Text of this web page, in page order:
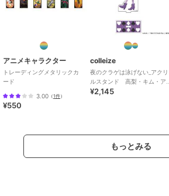
ス 【BOX/6個入り】
3,168
私を喰べたい、ひとでな
し_社 美胡 BIGアクリル
2,376
アニメキャラクター
トレーディングメタリックカ
ード
3.00 （1件）
¥550
colleize
夜のクラゲは泳げない_アクリ
ルスタンド 高梨・キム・ア
ヌーク・めい アリスモチー
¥2,145
もっとみる